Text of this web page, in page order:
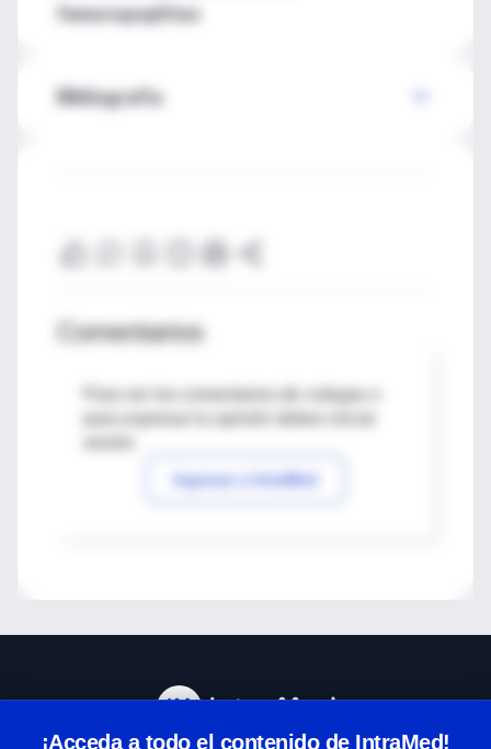
femoropoplíteo
Bibliografía
Comentarios
Para ver los comentarios de colegas o
Ingresar a IntraMed
¡Acceda a todo el contenido de IntraMed!